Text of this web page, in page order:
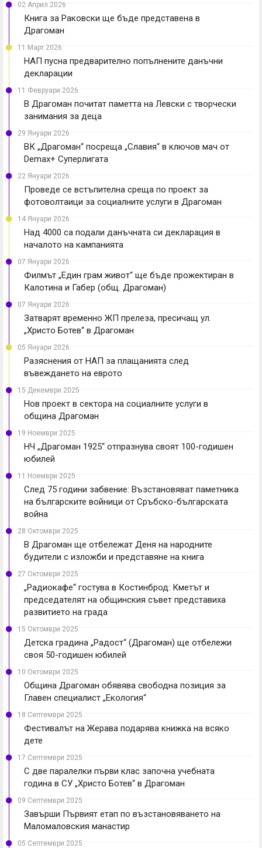
02 Април 2026
Книга за Раковски ще бъде представена в
Драгоман
11 Март 2026
НАП пусна предварително попълнените данъчни
декларации
11 Февруари 2026
В Драгоман почитат паметта на Левски с творчески
занимания за деца
29 Януари 2026
ВК „Драгоман“ посреща „Славия“ в ключов мач от
Demax+ Суперлигата
22 Януари 2026
Проведе се встъпителна среща по проект за
фотоволтаици за социалните услуги в Драгоман
14 Януари 2026
Над 4000 са подали данъчната си декларация в
началото на кампанията
07 Януари 2026
Филмът „Един грам живот“ ще бъде прожектиран в
Калотина и Габер (общ. Драгоман)
07 Януари 2026
Затварят временно ЖП прелеза, пресичащ ул.
„Христо Ботев“ в Драгоман
05 Януари 2026
Разяснения от НАП за плащанията след
въвеждането на еврото
15 Декември 2025
Нов проект в сектора на социалните услуги в
община Драгоман
19 Ноември 2025
НЧ „Драгоман 1925“ отпразнува своят 100-годишен
юбилей
11 Ноември 2025
След 75 години забвение: Възстановяват паметникa
на българските войници от Сръбско-българската
война
28 Октомври 2025
В Драгоман ще отбележат Деня на народните
будители с изложби и представяне на книга
27 Октомври 2025
„Радиокафе“ гостува в Костинброд: Кметът и
председателят на общинския съвет представиха
развитието на града
15 Октомври 2025
Детска градина „Радост“ (Драгоман) ще отбележи
своя 50-годишен юбилей
10 Октомври 2025
Община Драгоман обявява свободна позиция за
Главен специалист „Екология“
18 Септември 2025
Фестивалът на Жерава подарява книжка на всяко
дете
17 Септември 2025
С две паралелки първи клас започна учебната
година в СУ „Христо Ботев“ в Драгоман
09 Септември 2025
Завърши Първият етап по възстановяването на
Маломаловския манастир
05 Септември 2025